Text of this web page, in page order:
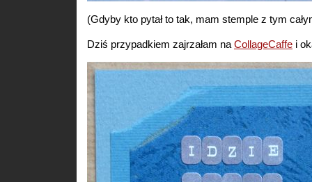
(Gdyby kto pytał to tak, mam stemple z tym
Dziś przypadkiem zajrzałam na CollageCaffe i